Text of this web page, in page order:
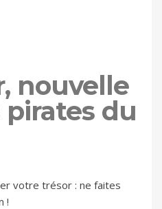
nouvelle
du
votre trésor : ne faites
!